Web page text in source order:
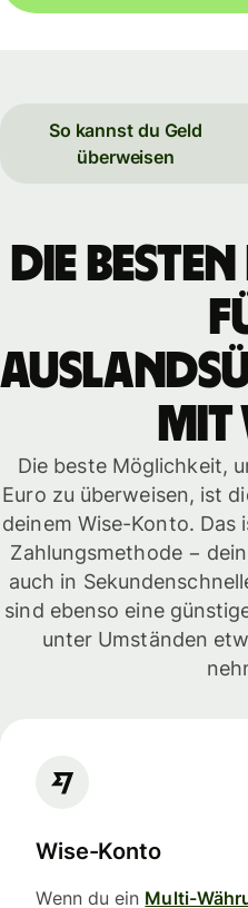
So kannst du Geld
überweisen
Die
mit
Die beste Möglichkeit,
Euro zu überweisen, ist
deinem Wise-Konto.
Zahlungsmethode −
auch in
sind ebenso eine
unter Umständen
Wise-Konto
Wenn du ein Multi-